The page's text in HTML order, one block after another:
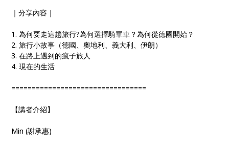
｜分享內容｜
1. 為何要走這趟旅行?為何選擇騎單車？為何從德國開始？
2. 旅行小故事（德國、奧地利、義大利、伊朗）
3. 在路上遇到的瘋子旅人
4. 現在的生活
=================================
【講者介紹】
Min (謝承惠)